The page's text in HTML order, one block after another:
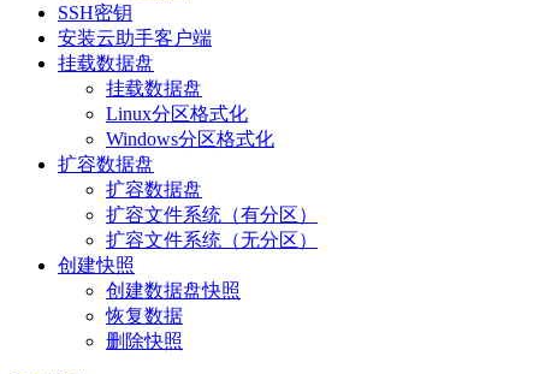
SSH密钥
安装云助手客户端
挂载数据盘
挂载数据盘
Linux分区格式化
Windows分区格式化
扩容数据盘
扩容数据盘
扩容文件系统（有分区）
扩容文件系统（无分区）
创建快照
创建数据盘快照
恢复数据
删除快照